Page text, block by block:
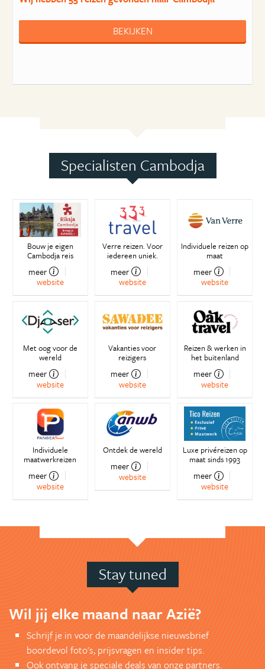
BEKIJKEN
Specialisten Cambodja
Bouw je eigen
Cambodja reis
meer
website
Verre reizen. Voor
iedereen uniek.
meer
website
Individuele reizen op
maat
meer
website
Met oog voor de
wereld
meer
website
Vakanties voor
reizigers
meer
website
Reizen & werken in
het buitenland
meer
website
Individuele
maatwerkreizen
meer
website
Ontdek de wereld
meer
website
Luxe privéreizen op
maat sinds 1993
meer
website
Stay tuned
Wil jij elke maand naar Azië?
Schrijf je in voor de maandelijkse nieuwsbrief
boordevol foto's, prijsvragen en insider tips.
Ook ontvang je speciale deals van onze partners.